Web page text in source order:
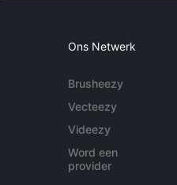
Ons Netwerk
Brusheezy
Vecteezy
Videezy
Word een
provider